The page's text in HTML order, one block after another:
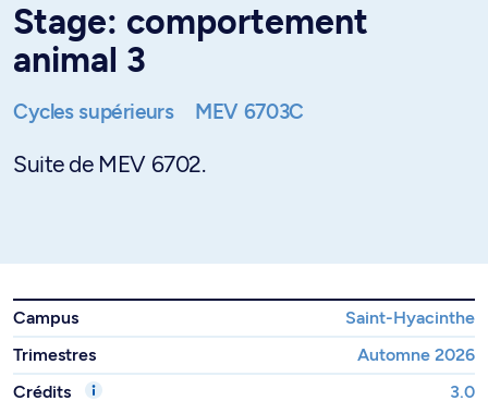
Stage: comportement
animal 3
Cycles supérieurs MEV 6703C
Suite de MEV 6702.
Campus
Saint-Hyacinthe
Trimestres
Automne 2026
Crédits
3.0